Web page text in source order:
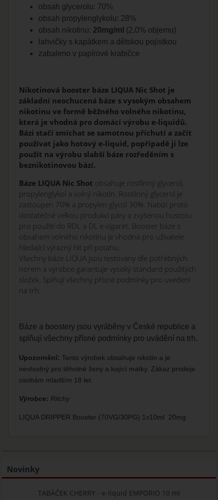
obsah glycerolu: 70%
obsah propylenglykolu: 28%
obsah nikotinu: 20mg/ml (2,0% objemu)
lahvičky s kapátkem a dětskou pojistkou
zabaleno v papírové krabičce
Nikotinová booster báze LIQUA Nic Shot je
základní neochucená báze s vysokým obsahem
nikotinu ve formě běžného volného nikotinu,
která je vhodná pro domácí výrobu e-liquidů.
Bázi stačí smíchat se samotnou příchutí a začít
používat jako hotový e-liquid, popřípadě ji lze
použít na výrobu slabší báze rozředěním s
beznikotinovou bází.
Báze LIQUA Nic Shot obsahuje rostlinný glycerol,
propylenglykol a volný nikotin. Rostlinný glycerol je
zastoupen 70% a propylen glycol 30%. Nabízí proto
dostatečně velkou produkci páry a zvýšenou hustotu
pro použití do RDL a DL e-cigaret. Booster báze s
obsahem volného nikotinu je vhodná pro uživatele
hledající výrazný hit při potahu.
Všechny báze LIQUA jsou testovány dle potřebných
norem a výrobce garantuje vysoký standard použitých
složek. Splňují všechny přísné podmínky pro uvedení
na trh.
Báze a boostery jsou vyráběny v České republice a
splňují všechny přísné podmínky pro uvádění na trh.
Upozornění: Tento výrobek obsahuje nikotin a je
nevhodný pro těhotné ženy a kojící matky. Zákaz prodeje
osobám mladším 18 let.
Výrobce: Ritchy
LIQUA DRIPPER Booster (70VG/30PG) 1x10ml 20mg
Novinky
TABÁČEK CHERRY - e-liquid EMPORIO 10 ml